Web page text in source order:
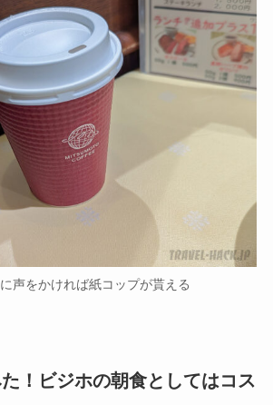
声をかければ紙コップが貰える
！ビジホの朝食としてはコス